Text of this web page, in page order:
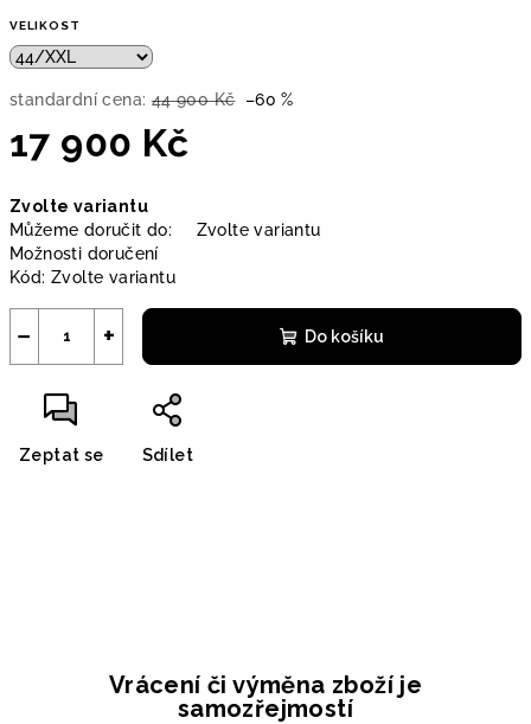
VELIKOST
standardní cena: 44 900 Kč –60 %
17 900 Kč
cena:
Zvolte variantu
Můžeme doručit do:
Zvolte variantu
Možnosti doručení
Kód: Zvolte variantu
+
− Do košíku
Zeptat se Sdílet
Vrácení či výměna zboží je
samozřejmostí